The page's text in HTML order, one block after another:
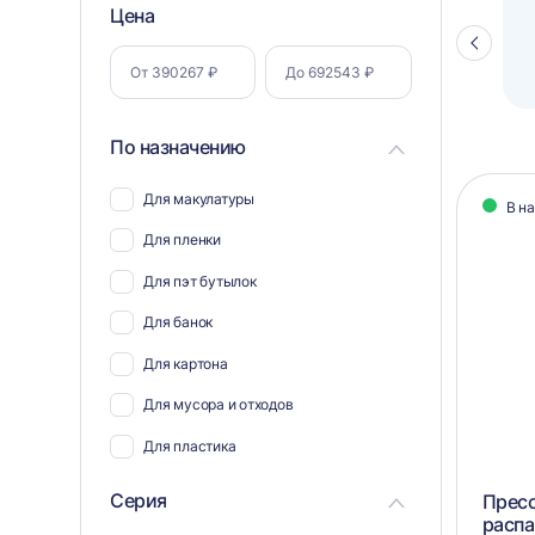
Фильтр
по
параметрам
Цена
По назначению
Для макулатуры
Для пленки
Для пэт бутылок
Для банок
Для картона
Для мусора и отходов
Для пластика
Серия
Стрелка
Полуавтоматический паллетоупаковщик
ПЗО BPW-2000
В